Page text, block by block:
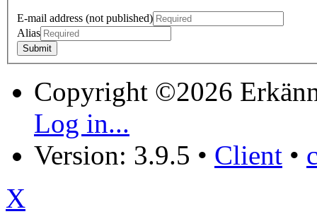
E-mail address (not published)
Alias
Copyright ©2026
Log in...
Version: 3.9.5 • Client •
X